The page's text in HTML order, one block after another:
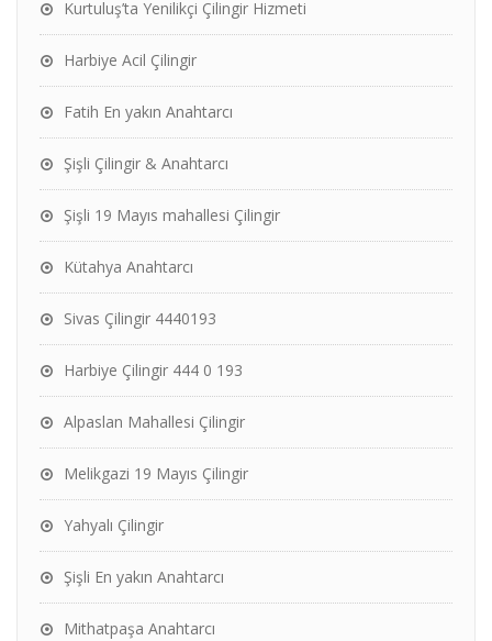
Kurtuluş’ta Yenilikçi Çilingir Hizmeti
Harbiye Acil Çilingir
Fatih En yakın Anahtarcı
Şişli Çilingir & Anahtarcı
Şişli 19 Mayıs mahallesi Çilingir
Kütahya Anahtarcı
Sivas Çilingir 4440193
Harbiye Çilingir 444 0 193
Alpaslan Mahallesi Çilingir
Melikgazi 19 Mayıs Çilingir
Yahyalı Çilingir
Şişli En yakın Anahtarcı
Mithatpaşa Anahtarcı